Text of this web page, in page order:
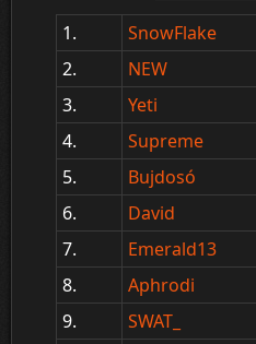
1. SnowFlake
2.
NEW
3.
Yeti
4.
Supreme
5.
Bujdosó
6.
David
7.
Emerald13
8.
Aphrodi
9.
SWAT_